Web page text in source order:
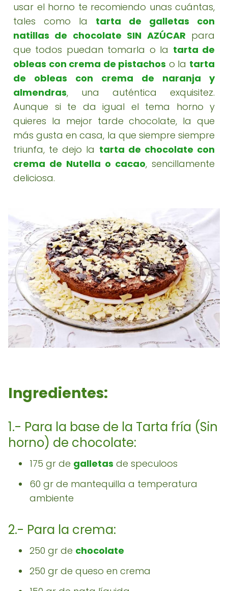
usar el horno te recomiendo unas cuántas,
tales como la tarta de galletas con
natillas de chocolate SIN AZÚCAR para
que todos puedan tomarla o la tarta de
obleas con crema de pistachos o la tarta
de obleas con crema de naranja y
almendras, una auténtica exquisitez.
Aunque si te da igual el tema horno y
quieres la mejor tarde chocolate, la que
más gusta en casa, la que siempre siempre
triunfa, te dejo la tarta de chocolate con
crema de Nutella o cacao, sencillamente
deliciosa.
Ingredientes:
1.- Para la base de la Tarta fría (Sin
horno) de chocolate:
175 gr de galletas de speculoos
60 gr de mantequilla a temperatura
ambiente
2.- Para la crema:
250 gr de chocolate
250 gr de queso en crema